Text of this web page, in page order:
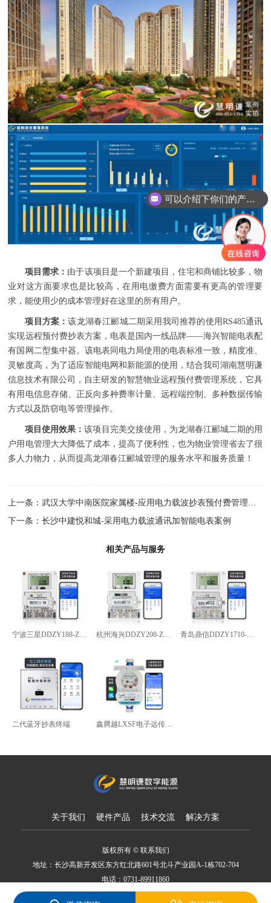
项目需求： 由于该项目是一个新建项目，住宅和商铺比较多，物
业对这方面要求也是比较高，在用电缴费方面需要有更高的管理要
求，能使用少的成本管理好在这里的所有用户。
项目方案：该龙湖春江郦城二期采用我司推荐的使用RS485通讯
实现远程预付费抄表方案，电表是国内一线品牌——海兴智能电表配
有国网二型集中器。该电表同电力局使用的电表标准一致，精度准、
灵敏度高，为了适应智能电网和新能源的使用，结合我司湖南慧明谦
信息技术有限公司，自主研发的智慧物业远程预付费管理系统 ，它具
有用电信息存储、正反向多种费率计量、远程端控制、多种数据传输
方式以及防窃电等管理操作。
项目使用效果：该项目完美交接使用，为龙湖春江郦城二期的用
户用电管理大大降低了成本，提高了便利性，也为物业管理省去了很
多人力物力，从而提高龙湖春江郦城管理的服务水平和服务质量！
上一条：武汉大学中南医院家属楼-应用电力载波抄表预付费管理系统
下一条：长沙中建悦和城-采用电力载波通讯加智能电表案例
相关产品与服务
宁波三星DDZY188-Z型4G通讯智能电能表杭州海兴DDZY208-Z型RS485通讯智能电能表
青岛鼎信DDZY1710-Z型单
二代蓝牙抄表终端 鑫腾越LXSF电子远传智能水表
关于我们 硬件产品 技术交流 解决方案
版权所有 © 联系我们
地址：长沙高新开发区东方红北路601号北斗产业园A-1栋702-704
电话：0731-89911860
备案号：湘ICP备18007650号
可以介绍下你们的产品么